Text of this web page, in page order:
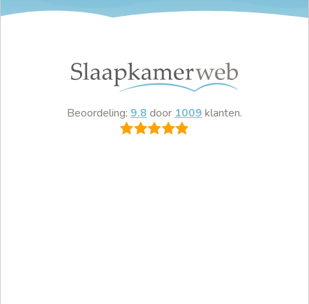
Beoordeling: 9.8 door 1009 klanten.